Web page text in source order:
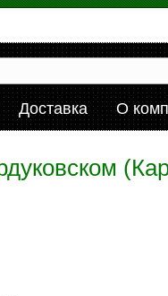
Доставка О